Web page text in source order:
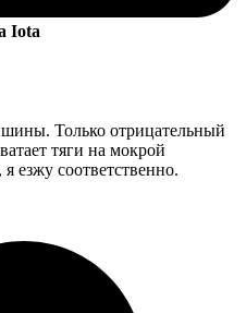
Iota
Только отрицательный
тяги на мокрой
езжу соответственно.